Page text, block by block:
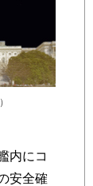
内にコ
安全確